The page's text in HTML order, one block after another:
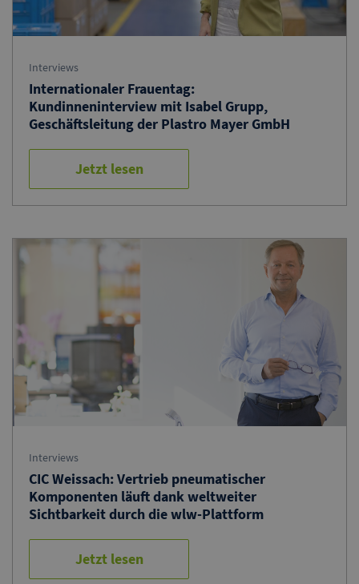
Interviews
Internationaler Frauentag:
Kundinneninterview mit Isabel Grupp,
Geschäftsleitung der Plastro Mayer GmbH
Jetzt lesen
Interviews
CIC Weissach: Vertrieb pneumatischer
Komponenten läuft dank weltweiter
Sichtbarkeit durch die wlw-Plattform
Jetzt lesen